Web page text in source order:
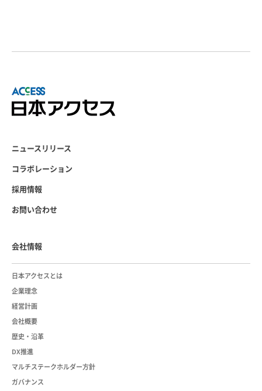
ニュースリリース
コラボレーション
採用情報
お問い合わせ
会社情報
日本アクセスとは
企業理念
経営計画
会社概要
歴史・沿革
DX推進
マルチステークホルダー方針
ガバナンス